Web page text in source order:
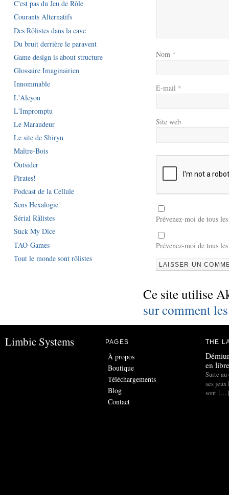
Nom *
E-mail *
Site web
Prévenez-moi de tous
Prévenez-moi de tous
Ce site utilise
sur comment
C'est pas du Jeu de Rôle
Courants Alternatifs
Des Rôlistes dans la cave
Du bruit derrière le paravent
Game design is about structure
Glossaire Imaginairien
Innommable
L'Alcyon
L'Impromptu
Le Maraudeur
Le site de Shiryu
Maître-Bois
Outsider
Pirates!
Podcast de la Cellule
Sens Hexalogie
Sérial Râlistes
Suck My Dice
TAO-Games
Tout le monde sont rôlistes
Limbic Systems PAGES
À propos
Boutique
Téléchargements
Blog
Contact
THE
en
Suite au
ses jeux
sont […]